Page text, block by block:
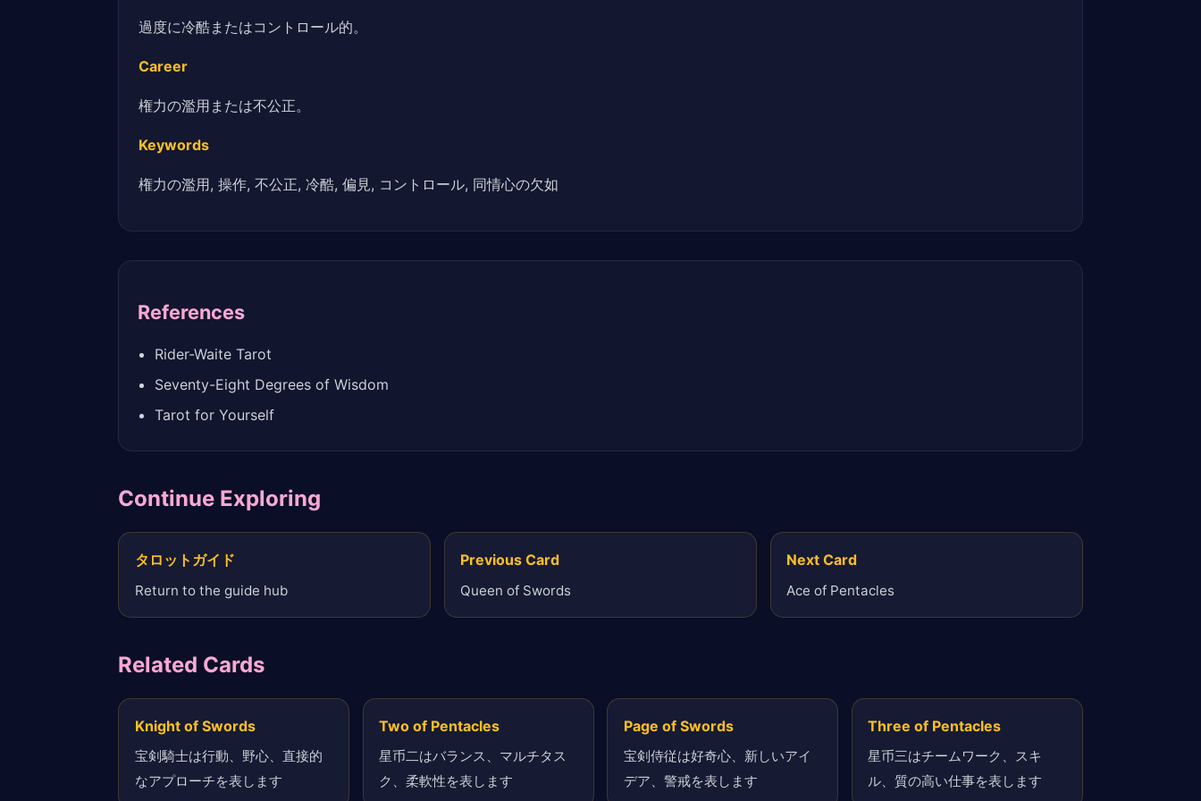
過度に冷酷またはコントロール的。
Career
権力の濫用または不公正。
Keywords
権力の濫用, 操作, 不公正, 冷酷, 偏見, コントロール, 同情心の欠如
References
Rider-Waite Tarot
Seventy-Eight Degrees of Wisdom
Tarot for Yourself
Continue Exploring
タロットガイド
Return to the guide hub
Previous Card
Queen of Swords
Next Card
Ace of Pentacles
Related Cards
Knight of Swords
宝剣騎士は行動、野心、直接的
なアプローチを表します
Two of Pentacles
星币二はバランス、マルチタス
ク、柔軟性を表します
Page of Swords
宝剣侍従は好奇心、新しいアイ
デア、警戒を表します
Three of Pentacles
星币三はチームワーク、スキ
ル、質の高い仕事を表します